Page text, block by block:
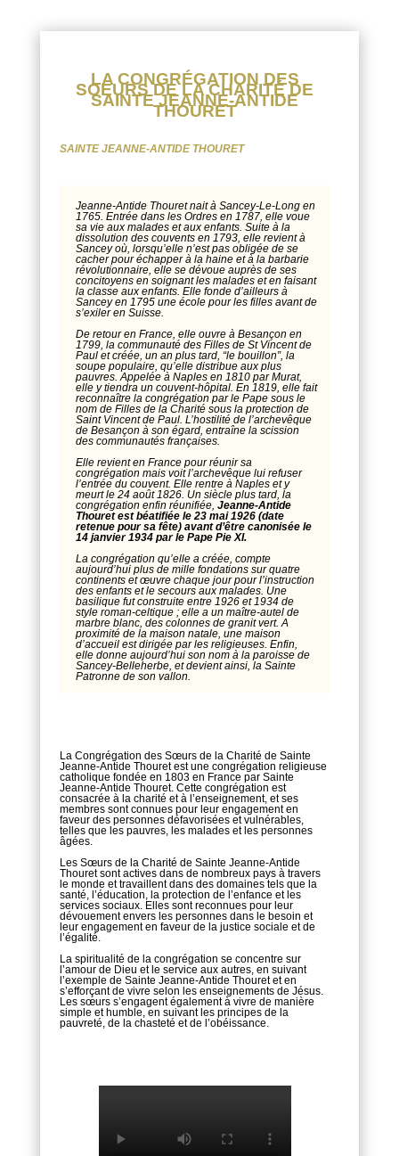
LA CONGRÉGATION DES
SOEURS DE LA CHARITÉ DE
SAINTE JEANNE-ANTIDE
THOURET
SAINTE JEANNE-ANTIDE THOURET
Jeanne-Antide Thouret nait à Sancey-Le-Long en
1765. Entrée dans les Ordres en 1787, elle voue
sa vie aux malades et aux enfants. Suite à la
dissolution des couvents en 1793, elle revient à
Sancey où, lorsqu’elle n’est pas obligée de se
cacher pour échapper à la haine et à la barbarie
révolutionnaire, elle se dévoue auprès de ses
concitoyens en soignant les malades et en faisant
la classe aux enfants. Elle fonde d’ailleurs à
Sancey en 1795 une école pour les filles avant de
s’exiler en Suisse.
De retour en France, elle ouvre à Besançon en
1799, la communauté des Filles de St Vincent de
Paul et créée, un an plus tard, “le bouillon”, la
soupe populaire, qu’elle distribue aux plus
pauvres. Appelée à Naples en 1810 par Murat,
elle y tiendra un couvent-hôpital. En 1819, elle fait
reconnaître la congrégation par le Pape sous le
nom de Filles de la Charité sous la protection de
Saint Vincent de Paul. L’hostilité de l’archevêque
de Besançon à son égard, entraîne la scission
des communautés françaises.
Elle revient en France pour réunir sa
congrégation mais voit l’archevêque lui refuser
l’entrée du couvent. Elle rentre à Naples et y
meurt le 24 août 1826. Un siècle plus tard, la
congrégation enfin réunifiée, Jeanne-Antide
Thouret est béatifiée le 23 mai 1926 (date
retenue pour sa fête) avant d’être canonisée le
14 janvier 1934 par le Pape Pie XI.
La congrégation qu’elle a créée, compte
aujourd’hui plus de mille fondations sur quatre
continents et œuvre chaque jour pour l’instruction
des enfants et le secours aux malades. Une
basilique fut construite entre 1926 et 1934 de
style roman-celtique ; elle a un maître-autel de
marbre blanc, des colonnes de granit vert. A
proximité de la maison natale, une maison
d’accueil est dirigée par les religieuses. Enfin,
elle donne aujourd’hui son nom à la paroisse de
Sancey-Belleherbe, et devient ainsi, la Sainte
Patronne de son vallon.
La Congrégation des Sœurs de la Charité de Sainte
Jeanne-Antide Thouret est une congrégation religieuse
catholique fondée en 1803 en France par Sainte
Jeanne-Antide Thouret. Cette congrégation est
consacrée à la charité et à l’enseignement, et ses
membres sont connues pour leur engagement en
faveur des personnes défavorisées et vulnérables,
telles que les pauvres, les malades et les personnes
âgées.
Les Sœurs de la Charité de Sainte Jeanne-Antide
Thouret sont actives dans de nombreux pays à travers
le monde et travaillent dans des domaines tels que la
santé, l’éducation, la protection de l’enfance et les
services sociaux. Elles sont reconnues pour leur
dévouement envers les personnes dans le besoin et
leur engagement en faveur de la justice sociale et de
l’égalité.
La spiritualité de la congrégation se concentre sur
l’amour de Dieu et le service aux autres, en suivant
l’exemple de Sainte Jeanne-Antide Thouret et en
s’efforçant de vivre selon les enseignements de Jésus.
Les sœurs s’engagent également à vivre de manière
simple et humble, en suivant les principes de la
pauvreté, de la chasteté et de l’obéissance.